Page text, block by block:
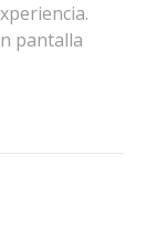
pantalla